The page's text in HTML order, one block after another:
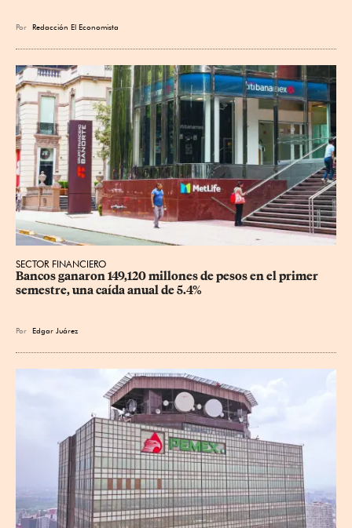
Por Redacción El Economista
SECTOR FINANCIERO
Bancos ganaron 149,120 millones de pesos en el primer
semestre, una caída anual de 5.4%
Por Edgar Juárez